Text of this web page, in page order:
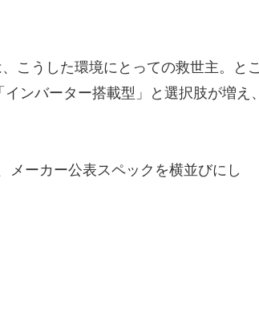
こうした環境にとっての救世主。とこ
ンバーター搭載型」と選択肢が増え、
メーカー公表スペックを横並びにし